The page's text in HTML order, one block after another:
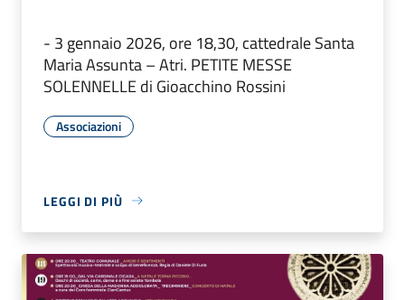
- 3 gennaio 2026, ore 18,30, cattedrale Santa
Maria Assunta – Atri. PETITE MESSE
SOLENNELLE di Gioacchino Rossini
Associazioni
LEGGI DI PIÙ